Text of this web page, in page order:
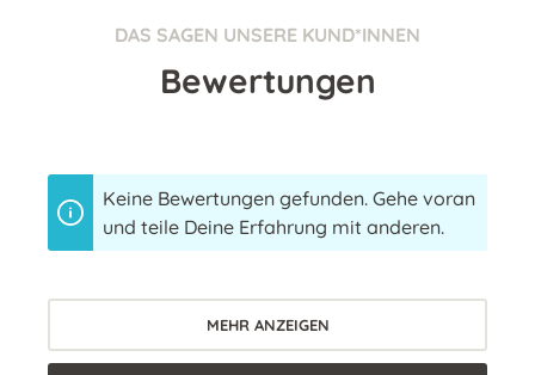
DAS SAGEN UNSERE KUND*INNEN
Bewertungen
Keine Bewertungen gefunden. Gehe voran
und teile Deine Erfahrung mit anderen.
MEHR ANZEIGEN